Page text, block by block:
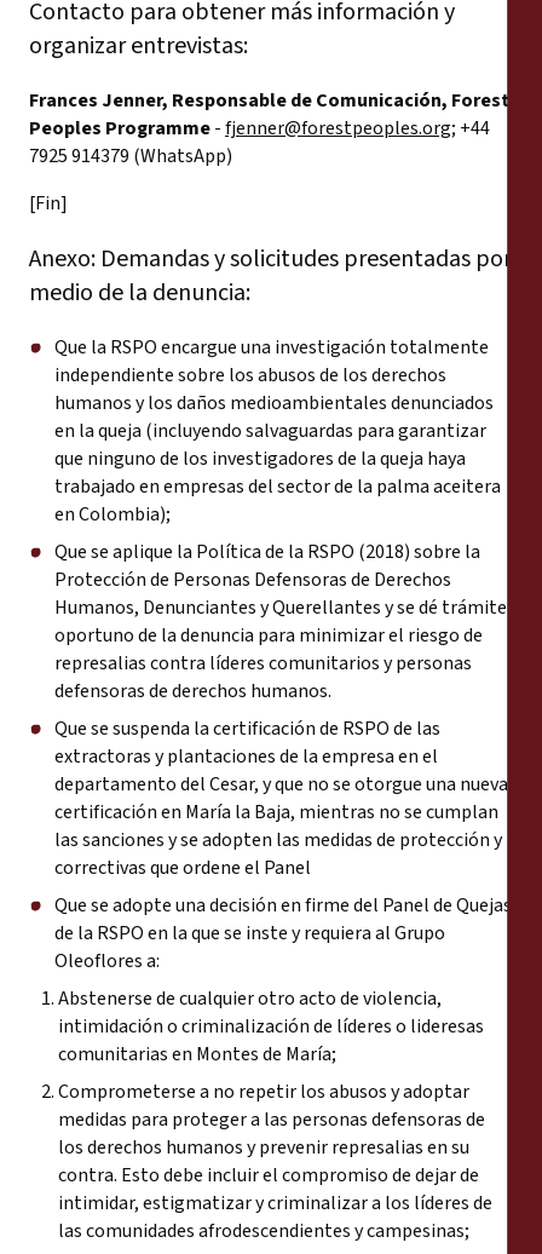
Contacto para obtener más información y
organizar entrevistas:
Frances Jenner, Responsable de Comunicación, Forest
Peoples Programme-fjenner@forestpeoples.org; +44
7925 914379 (WhatsApp)
[Fin]
Anexo: Demandas y solicitudes presentadas por
medio de la denuncia:
Que la RSPO encargue una investigación totalmente
independiente sobre los abusos de los derechos
humanos y los daños medioambientales denunciados
en la queja (incluyendo salvaguardas para garantizar
que ninguno de los investigadores de la queja haya
trabajado en empresas del sector de la palma aceitera
en Colombia);
Que se aplique la Política de la RSPO (2018) sobre la
Protección de Personas Defensoras de Derechos
Humanos, Denunciantes y Querellantesy se dé trámite
oportuno de la denuncia para minimizar el riesgo de
represalias contra líderes comunitarios y personas
defensoras de derechos humanos.
Que se suspenda la certificación de RSPO de las
extractoras y plantaciones de la empresa en el
departamento del Cesar, y que no se otorgue una nueva
certificación en María la Baja, mientras no se cumplan
las sanciones y se adopten las medidas de protección y
correctivas que ordene el Panel
Que se adopte una decisión en firme del Panel de Quejas
de la RSPO en la que se inste y requiera al Grupo
Oleoflores a:
Abstenerse de cualquier otro acto de violencia,
intimidación o criminalización de líderes o lideresas
comunitarias en Montes de María;
Comprometerse a no repetir los abusos y adoptar
medidas para proteger a las personas defensoras de
los derechos humanos y prevenir represalias en su
contra. Esto debe incluir el compromiso de dejar de
intimidar, estigmatizar y criminalizar a los líderes de
las comunidades afrodescendientes y campesinas;